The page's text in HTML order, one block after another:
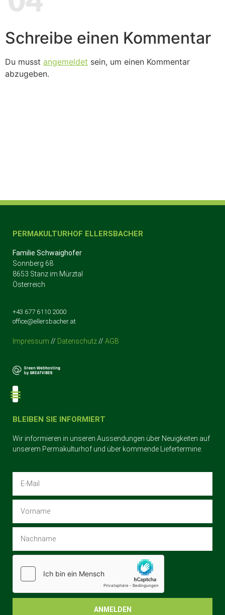
Schreibe einen Kommentar
Du musst angemeldet sein, um einen Kommentar
abzugeben.
PERMAKULTURHOF ELLERSBACHER
Familie Schwaighofer
Sonnberg 68
8653 Stanz im Mürztal
Österreich
+43 677 6110 2000
office@ellersbacher.at
Impressum // Datenschutz // AGB
BLEIBEN SIE INFORMIERT
Wir informieren in unseren Aussendungen über Neuigkeiten auf
unserem Permakulturhof und über kommende Liefertermine.
ANMELDEN